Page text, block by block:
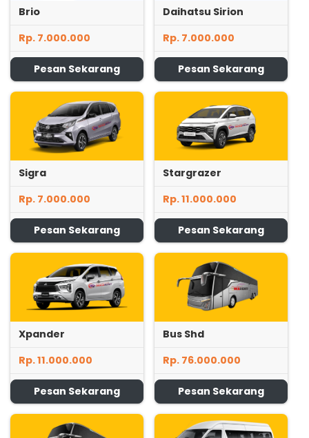
Brio
Rp. 7.000.000
Pesan Sekarang
Daihatsu Sirion
Rp. 7.000.000
Pesan Sekarang
Sigra
Rp. 7.000.000
Pesan Sekarang
Stargrazer
Rp. 11.000.000
Pesan Sekarang
Xpander
Rp. 11.000.000
Pesan Sekarang
Bus Shd
Rp. 76.000.000
Pesan Sekarang